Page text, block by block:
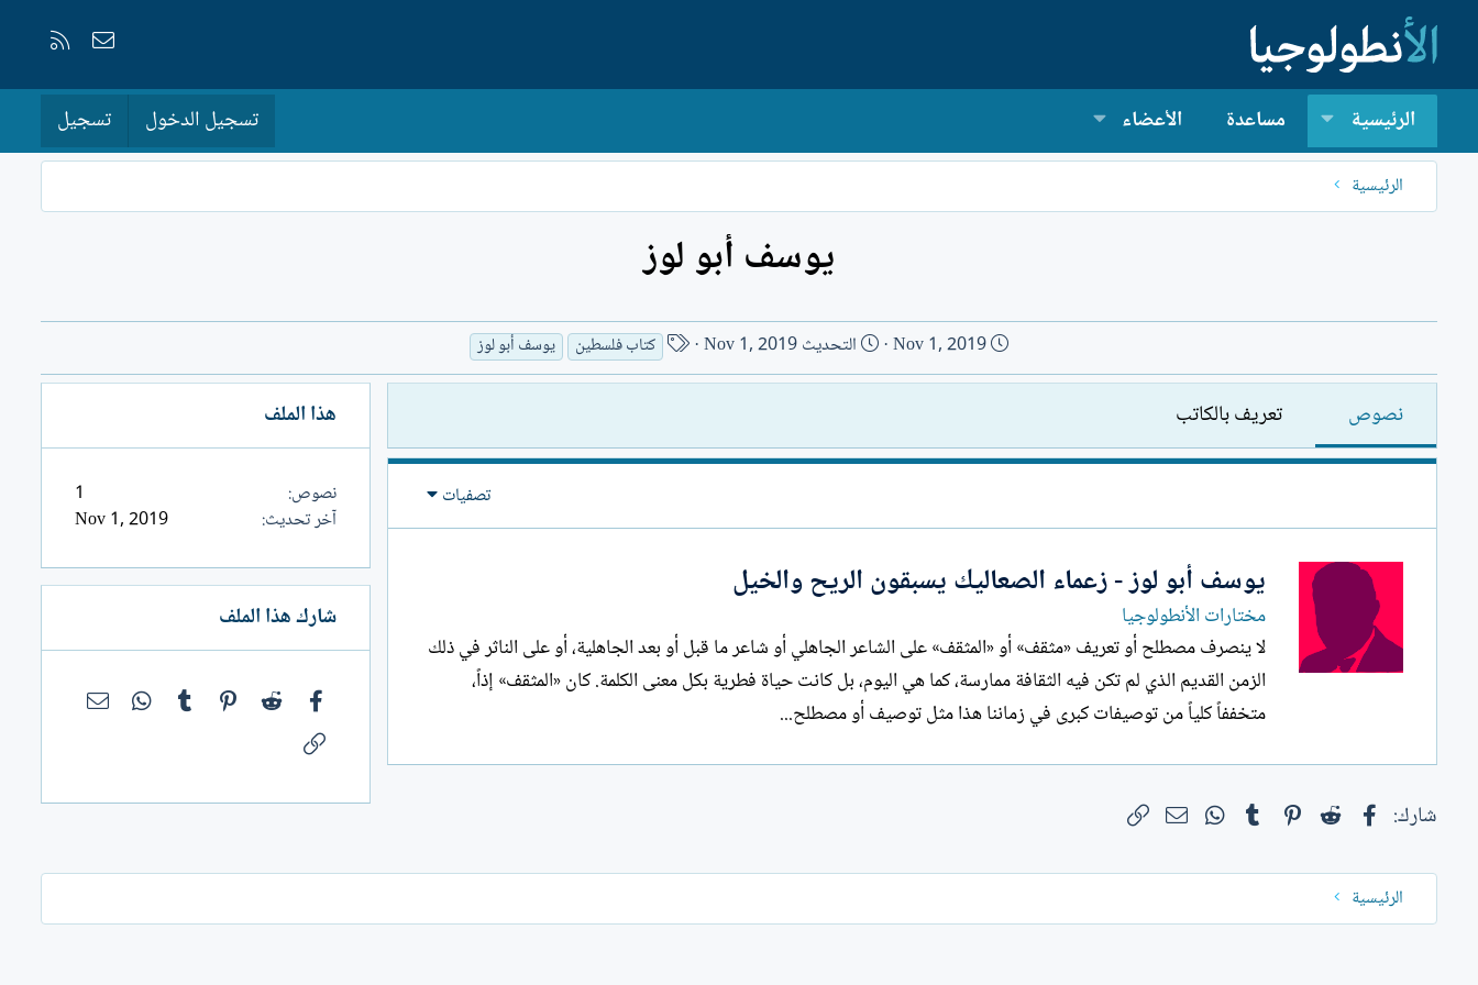
إتصل بنا
الرئيسية مساعدة الأعضاء تسجيل الدخول تسجيل
الرئيسية
يوسف أبو لوز
ت
ا
خ
إ
ش
ء
Nov 1, 2019 التحديثNov 1, 2019
ا
س
ل
ت
كتاب فلسطين يوسف أبو لوز
نصوص تعريف بالكاتب
تصفيات
يوسف أبو لوز - زعماء الصعاليك يسبقون الريح والخيل
مختارات الأنطولوجيا
لا ينصرف مصطلح أو تعريف «مثقف» أو «المثقف» على الشاعر الجاهلي أو شاعر ما قبل أو بعد الجاهلية، أو على الناثر في ذلك
الزمن القديم الذي لم تكن فيه الثقافة ممارسة، كما هي اليوم، بل كانت حياة فطرية بكل معنى الكلمة. كان «المثقف» إذاً،
متخففاً كلياً من توصيفات كبرى في زماننا هذا مثل توصيف أو مصطلح...
شارك: فيسبوكReddit
Pinterest
Tumblr
WhatsAppالبريد الإلكتروني
هذا الملف
نصوص
1
آخر تحديث
Nov 1, 2019
شارك هذا الملف
فيسبوك Reddit
Pinterest
Tumblr
WhatsApp
الرئيسية